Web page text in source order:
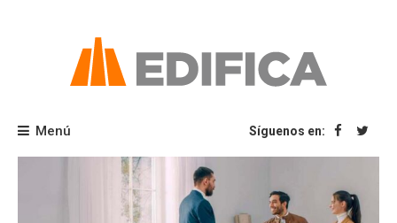
Blog Edifica
Menú Síguenos en: